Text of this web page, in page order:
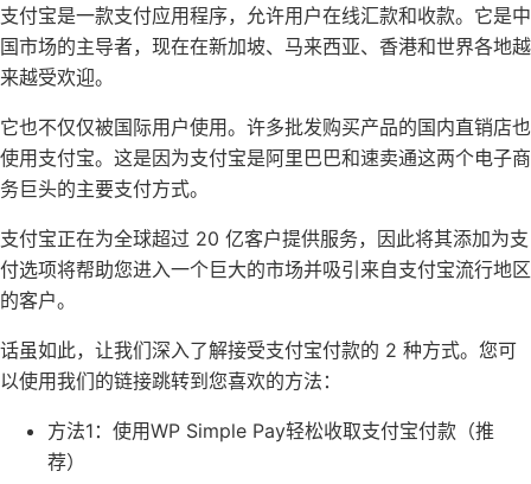
支付宝是一款支付应用程序，允许用户在线汇款和收款。它是中
国市场的主导者，现在在新加坡、马来西亚、香港和世界各地越
来越受欢迎。
它也不仅仅被国际用户使用。许多批发购买产品的国内直销店也
使用支付宝。这是因为支付宝是阿里巴巴和速卖通这两个电子商
务巨头的主要支付方式。
支付宝正在为全球超过 20 亿客户提供服务，因此将其添加为支
付选项将帮助您进入一个巨大的市场并吸引来自支付宝流行地区
的客户。
话虽如此，让我们深入了解接受支付宝付款的 2 种方式。您可
以使用我们的链接跳转到您喜欢的方法：
方法1：使用WP Simple Pay轻松收取支付宝付款（推
荐）